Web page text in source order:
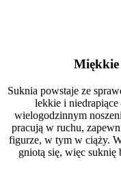
Miękkie
Suknia powstaje ze
lekkie i
wielogodzinnym
pracują w ruchu,
figurze, w tym w ciąży.
gniotą się, więc suknię